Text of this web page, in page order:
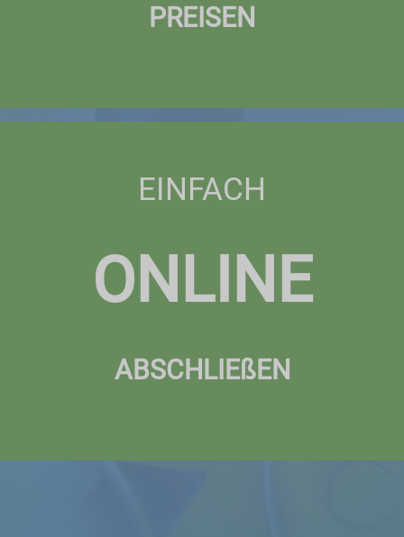
PREISEN
EINFACH
ONLINE
ABSCHLIEßEN